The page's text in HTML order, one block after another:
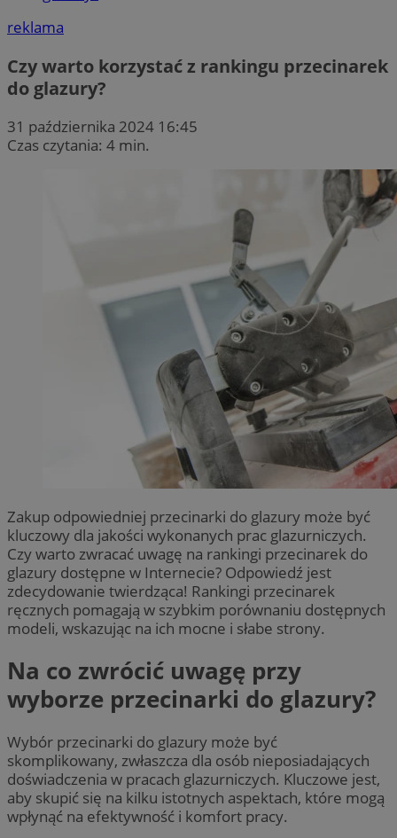
reklama
Czy warto korzystać z rankingu przecinarek
do glazury?
31 października 2024 16:45
Czas czytania: 4 min.
Zakup odpowiedniej przecinarki do glazury może być
kluczowy dla jakości wykonanych prac glazurniczych.
Czy warto zwracać uwagę na rankingi przecinarek do
glazury dostępne w Internecie? Odpowiedź jest
zdecydowanie twierdząca! Rankingi przecinarek
ręcznych pomagają w szybkim porównaniu dostępnych
modeli, wskazując na ich mocne i słabe strony.
Na co zwrócić uwagę przy
wyborze przecinarki do glazury?
Wybór przecinarki do glazury może być
skomplikowany, zwłaszcza dla osób nieposiadających
doświadczenia w pracach glazurniczych. Kluczowe jest,
aby skupić się na kilku istotnych aspektach, które mogą
wpłynąć na efektywność i komfort pracy.